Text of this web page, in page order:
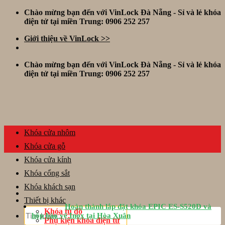
Skip
Chào mừng bạn đến với VinLock Đà Nẵng - Sỉ và lẻ khóa
điện tử tại miền Trung: 0906 252 257
Giới thiệu về VinLock >>
Chào mừng bạn đến với VinLock Đà Nẵng - Sỉ và lẻ khóa
điện tử tại miền Trung: 0906 252 257
Tìm
kiếm:
Khóa cửa nhôm
Khóa cửa gỗ
Khóa cửa kính
Khóa cổng sắt
Khóa khách sạn
Thiết bị khác
Khóa tủ đồ
Phụ kiện khóa điện tử
Hoàn thành lắp đặt khóa EPIC ES-S520D và
hộp bảo vệ Inox tại Hòa Xuân